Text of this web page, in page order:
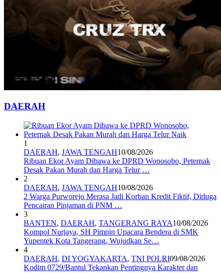
DAERAH
1
DAERAH, JAWA TENGAH10/08/2026
Ribuan Ekor Ayam Dibawa ke DPRD Wonosobo, Peternak
Desak Pakan Murah dan Harga Telur …
2
DAERAH, JAWA TENGAH10/08/2026
2 Warga Purworejo Merasa Jadi Korban Kredit Fiktif, Diduga
Pencairan Pinjaman di PNM …
3
BANTEN, DAERAH, TANGERANG RAYA10/08/2026
Kompol Nurjaya, SH Pimpin Upacara Bendera di SMK
Yupentek Kota Tangerang, Wujudkan Se…
4
DAERAH, DI YOGYAKARTA, TNI POLRI09/08/2026
Kodim 0729/Bantul Tekankan Pentingnya Karakter dan